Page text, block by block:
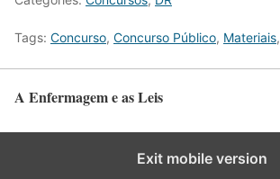
Tags: Concurso, Concurso Público, Materiais,
A Enfermagem e as Leis
Exit mobile version